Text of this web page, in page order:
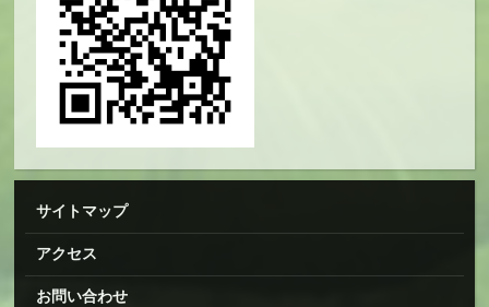
サイトマップ
アクセス
お問い合わせ